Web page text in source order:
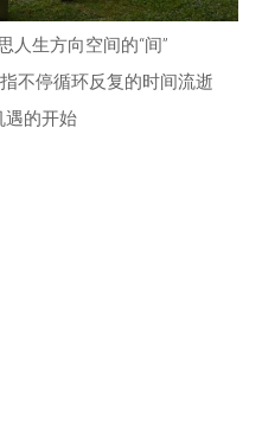
人生方向空间的“间”
不停循环反复的时间流逝
遇的开始